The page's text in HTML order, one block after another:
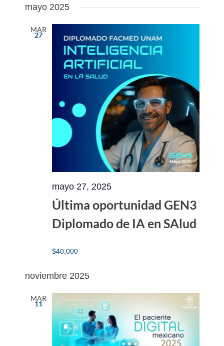
mayo 2025
MAR
27
mayo 27, 2025
Última oportunidad GEN3
Diplomado de IA en SAlud
$40,000
noviembre 2025
MAR
11